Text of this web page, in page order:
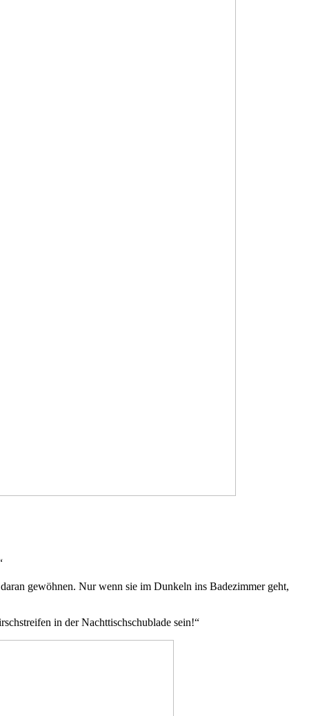
gewöhnen. Nur wenn sie im Dunkeln ins Badezimmer geht,
in der Nachttischschublade sein!“